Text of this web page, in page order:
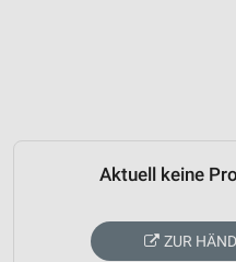
Aktuell keine
ZUR